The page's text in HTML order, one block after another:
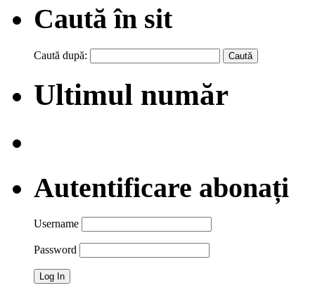
Caută în sit
Caută după:
Ultimul număr
Autentificare abonați
Username
Password